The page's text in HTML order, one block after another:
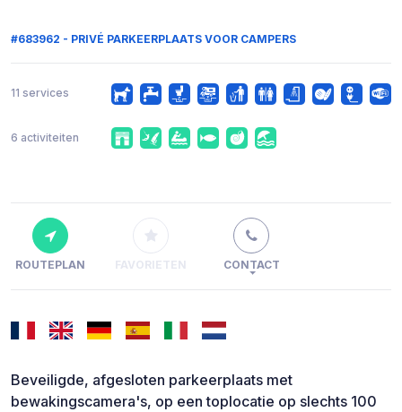
#683962 - PRIVÉ PARKEERPLAATS VOOR CAMPERS
11 services
6 activiteiten
ROUTEPLAN FAVORIETEN CONTACT
Beveiligde, afgesloten parkeerplaats met
bewakingscamera's, op een toplocatie op slechts 100